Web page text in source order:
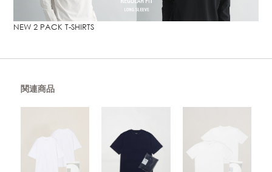
NEW 2 PACK T-SHIRTS
関連商品